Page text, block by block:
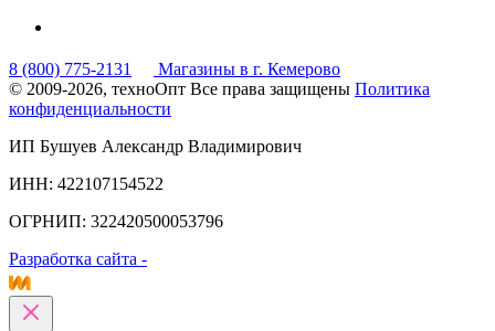
8 (800) 775-2131
Магазины в г. Кемерово
© 2009-2026, техноОпт Все права защищены Политика
конфиденциальности
ИП Бушуев Александр Владимирович
ИНН: 422107154522
ОГРНИП: 322420500053796
Разработка сайта -